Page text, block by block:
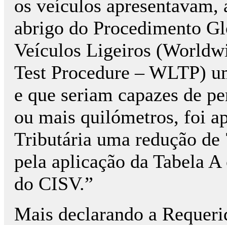
os veículos apresentavam,
abrigo do Procedimento
Veículos Ligeiros
Test Procedure – WLTP)
e que seriam capazes de
ou mais quilómetros, foi
Tributária uma redução
pela aplicação da Tabela
do CISV.”
Mais declarando a